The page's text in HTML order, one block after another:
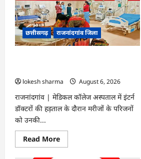
छत्तीसगढ़ राजनांदगांव जिला
lokesh sharma
August 6, 2026
राजनांदगांव | मेडिकल कॉलेज अस्पताल में इंटर्न
डॉक्टरों की हड़ताल के दौरान मरीजों के परिजनों
को उनकी...
Read MoreRead
more